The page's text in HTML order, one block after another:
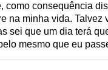
como consequência
na minha vida.
sei que um dia terá
mesmo que eu